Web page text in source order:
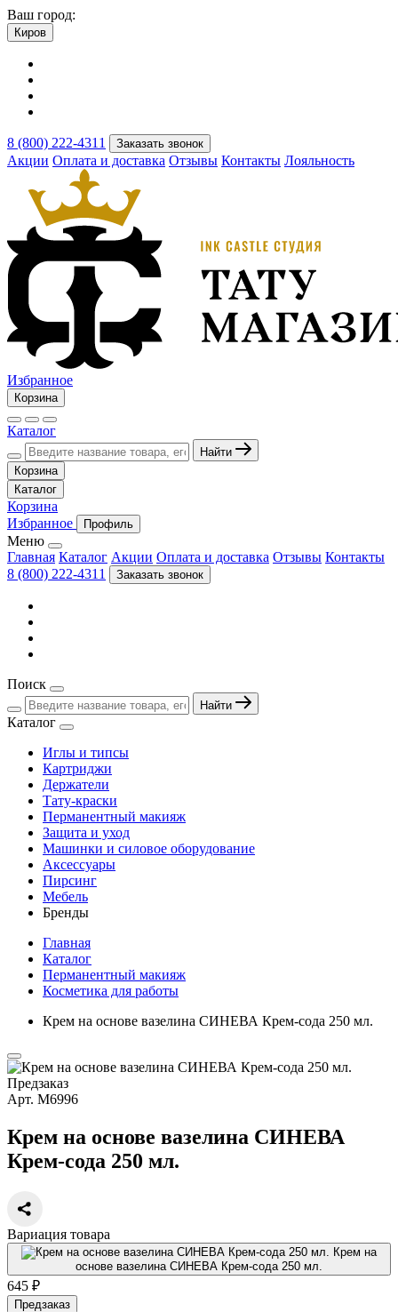
Ваш город:
Киров
8 (800) 222-4311 Заказать звонок
Акции Оплата и доставка Отзывы Контакты Лояльность
Избранное
Корзина
Каталог
Найти
Корзина
Каталог
Корзина
Избранное
Профиль
Меню
Главная Каталог Акции Оплата и доставка Отзывы Контакты
8 (800) 222-4311
Заказать звонок
Поиск
Найти
Каталог
Иглы и типсы
Картриджи
Держатели
Тату-краски
Перманентный макияж
Защита и уход
Машинки и силовое оборудование
Аксессуары
Пирсинг
Мебель
Бренды
Главная
Каталог
Перманентный макияж
Косметика для работы
Крем на основе вазелина СИНЕВА Крем-сода 250 мл.
Предзаказ
Арт. М6996
Крем на основе вазелина СИНЕВА
Крем-сода 250 мл.
Вариация товара
Крем на
основе вазелина СИНЕВА Крем-сода 250 мл.
645 ₽
Предзаказ